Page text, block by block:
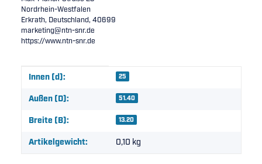
Nordrhein-Westfalen
Erkrath, Deutschland, 40699
marketing@ntn-snr.de
https://www.ntn-snr.de
Produkteigenschaft
Wert
Innen (d): 25
Außen (D): 51.40
Breite (B): 13.20
Artikelgewicht: 0,10 kg